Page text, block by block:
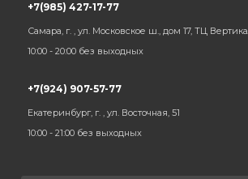
+7(985) 427-17-77
Самара, г. , ул. Московское ш., дом 17, ТЦ
10:00 - 20:00 без выходных
+7(924) 907-57-77
Екатеринбург, г. , ул. Восточная, 51
10:00 - 21:00 без выходных